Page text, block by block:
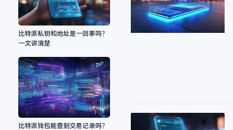
比特派私钥和地址是一回事吗？
一文讲清楚
比特派钱包能查到交易记录吗？